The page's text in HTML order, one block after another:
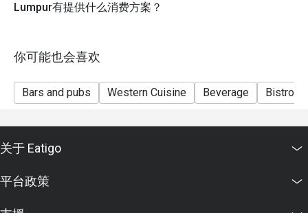
Lumpur有提供什么消费方案？
你可能也会喜欢
Bars and pubs Western Cuisine Beverage Bistro
关于 Eatigo
平台政策